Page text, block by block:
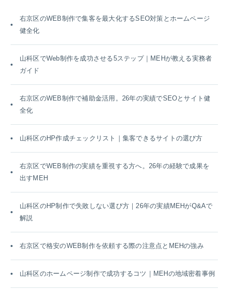
右京区のWEB制作で集客を最大化するSEO対策とホームページ
健全化
山科区でWeb制作を成功させる5ステップ｜MEHが教える実務者
ガイド
右京区のWEB制作で補助金活用。26年の実績でSEOとサイト健
全化
山科区のHP作成チェックリスト｜集客できるサイトの選び方
右京区でWEB制作の実績を重視する方へ。26年の経験で成果を
出すMEH
山科区のHP制作で失敗しない選び方｜26年の実績MEHがQ&Aで
解説
右京区で格安のWEB制作を依頼する際の注意点とMEHの強み
山科区のホームページ制作で成功するコツ｜MEHの地域密着事例